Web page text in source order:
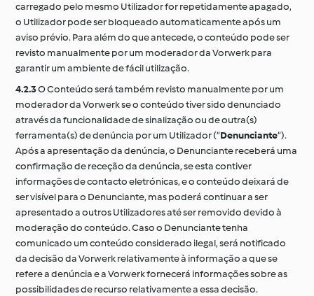
carregado pelo mesmo Utilizador for repetidamente apagado,
o Utilizador pode ser bloqueado automaticamente após um
aviso prévio. Para além do que antecede, o conteúdo pode ser
revisto manualmente por um moderador da Vorwerk para
garantir um ambiente de fácil utilização.
4.2.3O Conteúdo será também revisto manualmente por um
moderador da Vorwerk se o conteúdo tiver sido denunciado
através da funcionalidade de sinalização ou de outra(s)
ferramenta(s) de denúncia por um Utilizador (“Denunciante“).
Após a apresentação da denúncia, o Denunciante receberá uma
confirmação de receção da denúncia, se esta contiver
informações de contacto eletrónicas, e o conteúdo deixará de
ser visível para o Denunciante, mas poderá continuar a ser
apresentado a outros Utilizadores até ser removido devido à
moderação do conteúdo. Caso o Denunciante tenha
comunicado um conteúdo considerado ilegal, será notificado
da decisão da Vorwerk relativamente à informação a que se
refere a denúncia e a Vorwerk fornecerá informações sobre as
possibilidades de recurso relativamente a essa decisão.